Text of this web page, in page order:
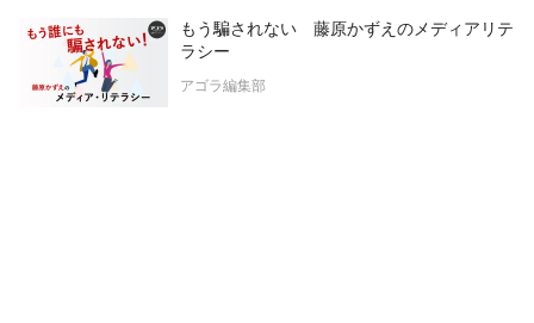
もう騙されない 藤原かずえのメディアリテ
ラシー
アゴラ編集部